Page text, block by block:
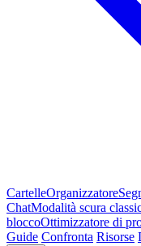
CartelleOrganizzatore
ChatModalità scura
bloccoOttimizzatore di
Guide Confronta Risorse